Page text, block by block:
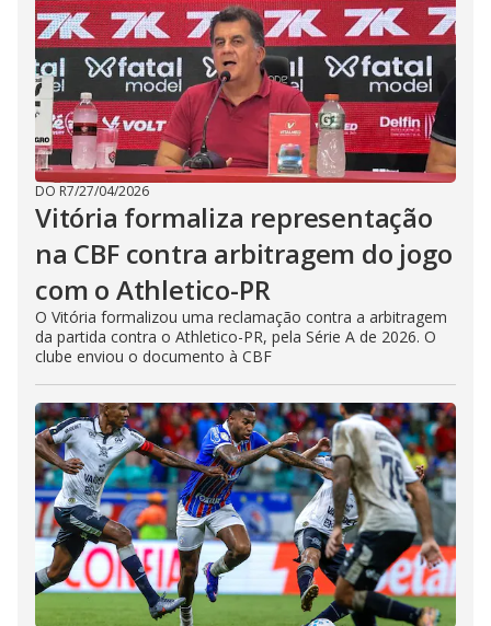
DO R7/27/04/2026
Vitória formaliza representação
na CBF contra arbitragem do jogo
com o Athletico-PR
O Vitória formalizou uma reclamação contra a arbitragem
da partida contra o Athletico-PR, pela Série A de 2026. O
clube enviou o documento à CBF